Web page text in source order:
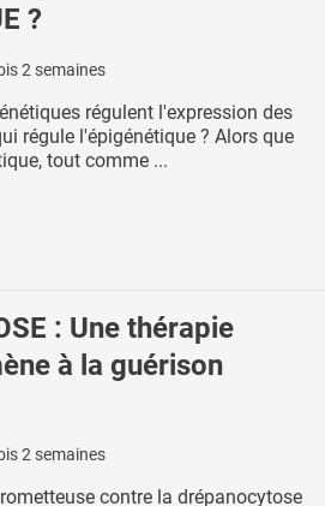
?
2 semaines
régulent l'expression des
régule l'épigénétique ? Alors que
tout comme ...
: Une thérapie
à la guérison
2 semaines
contre la drépanocytose